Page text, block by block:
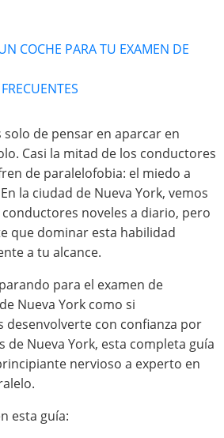
COCHE PARA TU EXAMEN DE
solo de pensar en aparcar en
Casi la mitad de los conductores
de paralelofobia: el miedo a
la ciudad de Nueva York, vemos
noveles a diario, pero
que dominar esta habilidad
a tu alcance.
para el examen de
Nueva York como si
desenvolverte con confianza por
de Nueva York, esta completa guía
nervioso a experto en
esta guía: